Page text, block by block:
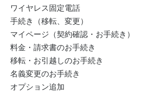
ワイヤレス固定電話
手続き（移転、変更）
マイページ（契約確認・お手続き）
料金・請求書のお手続き
移転・お引越しのお手続き
名義変更のお手続き
オプション追加